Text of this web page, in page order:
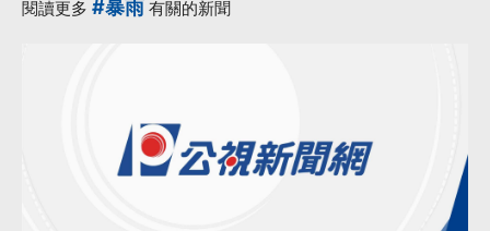
閱讀更多 #暴雨 有關的新聞